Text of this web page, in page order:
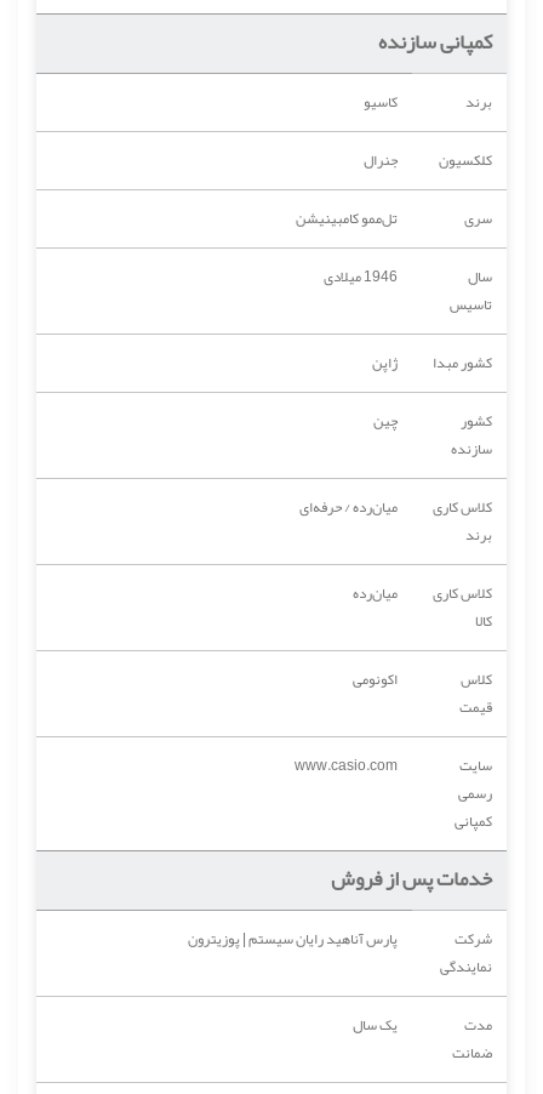
کمپانی سازنده
برند
کاسیو
کلکسیون
جنرال
سری
تل‌ممو کامبینیشن
سال
تاسیس
1946 میلادی
کشور مبدا
ژاپن
کشور
سازنده
چین
کلاس کاری
برند
میان‌رده / حرفه‌ای
کلاس کاری
کالا
میان‌رده
کلاس
قیمت
اکونومی
سایت
رسمی
کمپانی
www.casio.com
خدمات پس از فروش
شرکت
نمایندگی
پارس آناهید رایان سیستم | پوزیترون
مدت
ضمانت
یک سال